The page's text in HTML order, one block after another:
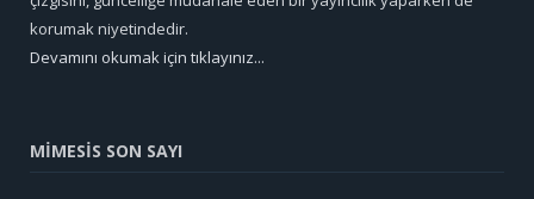
korumak niyetindedir.
Devamını okumak için tıklayınız...
MİMESİS SON SAYI